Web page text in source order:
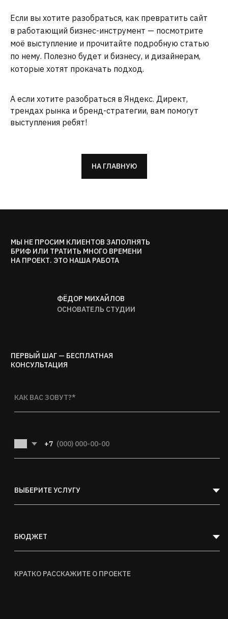
Если вы хотите разобраться, как превратить сайт
в работающий бизнес-инструмент — посмотрите
моё выступление и прочитайте подробную статью
по нему. Полезно будет и бизнесу, и дизайнерам,
которые хотят прокачать подход.
А если хотите разобраться в Яндекс. Директ,
трендах рынка и бренд-стратегии, вам помогут
выступления ребят!
НА ГЛАВНУЮ